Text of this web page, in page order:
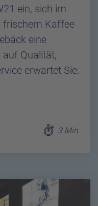
ein, sich im
frischem Kaffee
eine
auf Qualität,
erwartet Sie.
3 Min.